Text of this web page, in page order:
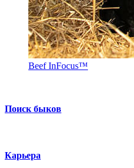
Beef InFocus™
Поиск быков
Карьера